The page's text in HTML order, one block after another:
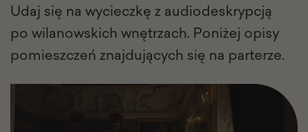
Udaj się na wycieczkę z audiodeskrypcją
po wilanowskich wnętrzach. Poniżej opisy
pomieszczeń znajdujących się na parterze.